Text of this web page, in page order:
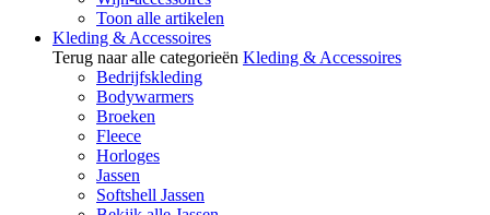
Toon alle artikelen
Kleding & Accessoires
Terug naar alle categorieën Kleding & Accessoires
Bedrijfskleding
Bodywarmers
Broeken
Fleece
Horloges
Jassen
Softshell Jassen